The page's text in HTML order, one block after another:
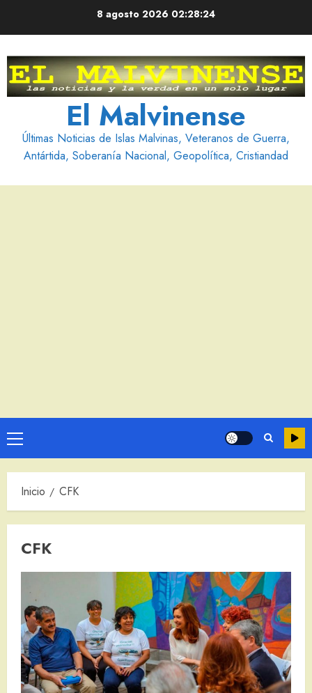
8 agosto 2026 02:28:25
El Malvinense
Últimas Noticias de Islas Malvinas, Veteranos de Guerra,
Antártida, Soberanía Nacional, Geopolítica, Cristiandad
Menú
principal
Inicio CFK
CFK